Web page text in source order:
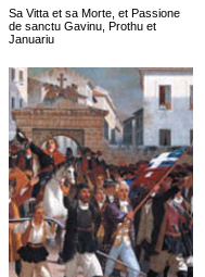
Sa Vitta et sa Morte, et Passione
de sanctu Gavinu, Prothu et
Januariu